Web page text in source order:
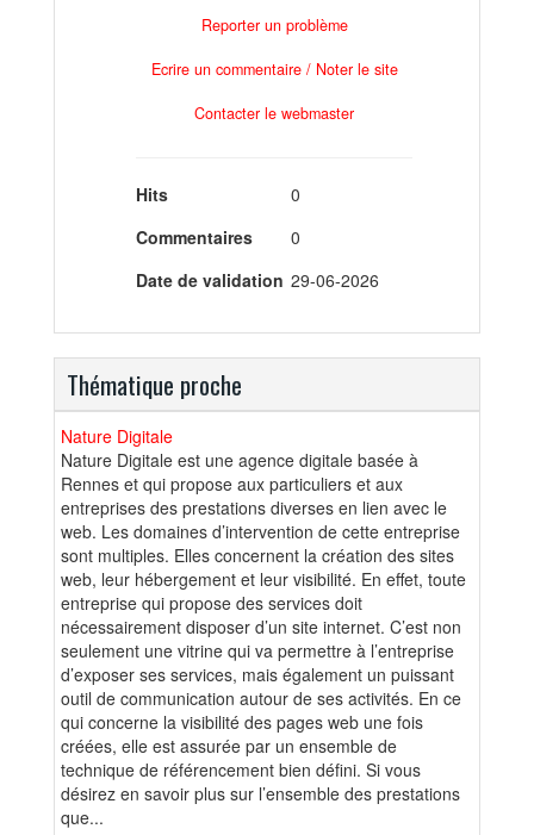
Reporter un problème
Ecrire un commentaire / Noter le site
Contacter le webmaster
Hits
0
Commentaires
0
Date de validation 29-06-2026
Thématique proche
Nature Digitale
Nature Digitale est une agence digitale basée à
Rennes et qui propose aux particuliers et aux
entreprises des prestations diverses en lien avec le
web. Les domaines d’intervention de cette entreprise
sont multiples. Elles concernent la création des sites
web, leur hébergement et leur visibilité. En effet, toute
entreprise qui propose des services doit
nécessairement disposer d’un site internet. C’est non
seulement une vitrine qui va permettre à l’entreprise
d’exposer ses services, mais également un puissant
outil de communication autour de ses activités. En ce
qui concerne la visibilité des pages web une fois
créées, elle est assurée par un ensemble de
technique de référencement bien défini. Si vous
désirez en savoir plus sur l’ensemble des prestations
que...